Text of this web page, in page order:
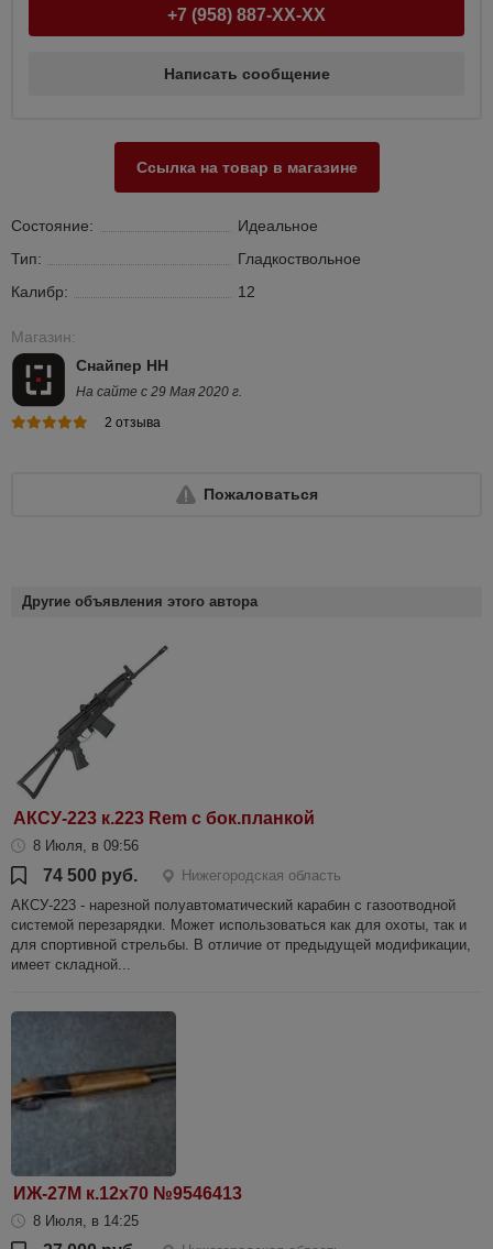
+7 (958) 887-XX-XX
Написать сообщение
Ссылка на товар в магазине
Состояние:
Идеальное
Тип:
Гладкоствольное
Калибр:
12
Магазин:
Снайпер НН
На сайте с 29 Мая 2020 г.
2 отзыва
Пожаловаться
Другие объявления этого автора
АКСУ-223 к.223 Rem с бок.планкой
8 Июля, в 09:56
74 500 руб.
Нижегородская область
АКСУ-223 - нарезной полуавтоматический карабин с газоотводной
системой перезарядки. Может использоваться как для охоты, так и
для спортивной стрельбы. В отличие от предыдущей модификации,
имеет складной...
ИЖ-27М к.12х70 №9546413
8 Июля, в 14:25